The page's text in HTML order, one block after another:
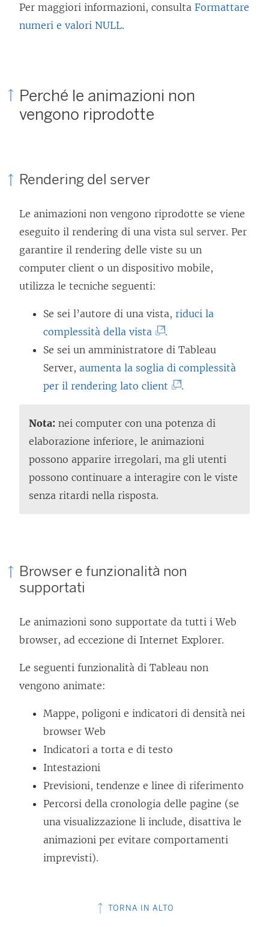
Per maggiori informazioni, consulta Formattare
numeri e valori NULL.
Perché le animazioni non
vengono riprodotte
Rendering del server
Le animazioni non vengono riprodotte se viene
eseguito il rendering di una vista sul server. Per
garantire il rendering delle viste su un
computer client o un dispositivo mobile,
utilizza le tecniche seguenti:
Se sei l’autore di una vista, riduci la
complessità della vista
I
l
c
l
l
e
g
a
t
i
e
e
p
r
o
i
n
u
u
.
Se sei un amministratore di Tableau
Server, aumenta la soglia di complessità
per il rendering lato client
l
c
o
l
t
o
i
n
a
e
r
t
o
n
.
Nota: nei computer con una potenza di
elaborazione inferiore, le animazioni
possono apparire irregolari, ma gli utenti
possono continuare a interagire con le viste
senza ritardi nella risposta.
Browser e funzionalità non
supportati
Le animazioni sono supportate da tutti i Web
browser, ad eccezione di Internet Explorer.
Le seguenti funzionalità di Tableau non
vengono animate:
Mappe, poligoni e indicatori di densità nei
browser Web
Indicatori a torta e di testo
Intestazioni
Previsioni, tendenze e linee di riferimento
Percorsi della cronologia delle pagine (se
una visualizzazione li include, disattiva le
animazioni per evitare comportamenti
imprevisti).
TORNA IN ALTO